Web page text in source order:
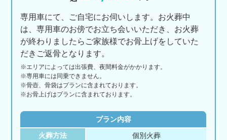
専用車にて、ご自宅にお伺いします。お火葬中
は、専用車のお傍でお立ち会いいただき、お火葬
が終わりましたらご家族様でお骨上げをしていた
だきご返骨となります。
※エリアによっては出張費、夜間料金がかかります。
※専用車には同乗できません。
※骨壺、骨袋はプランに含まれております。
※お骨上げはプランに含まれております。
プラン内容
火葬方法 個別火葬